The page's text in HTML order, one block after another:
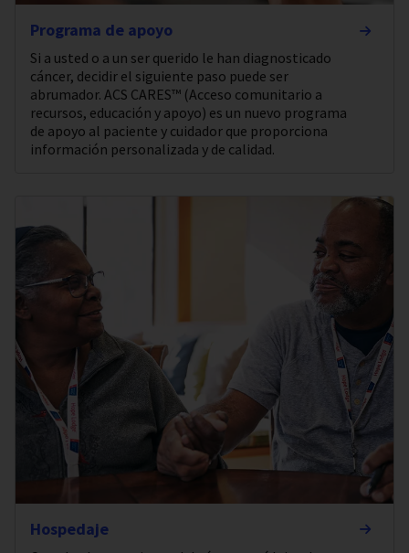
Programa de apoyo
Si a usted o a un ser querido le han diagnosticado
cáncer, decidir el siguiente paso puede ser
abrumador. ACS CARES™ (Acceso comunitario a
recursos, educación y apoyo) es un nuevo programa
de apoyo al paciente y cuidador que proporciona
información personalizada y de calidad.
Hospedaje